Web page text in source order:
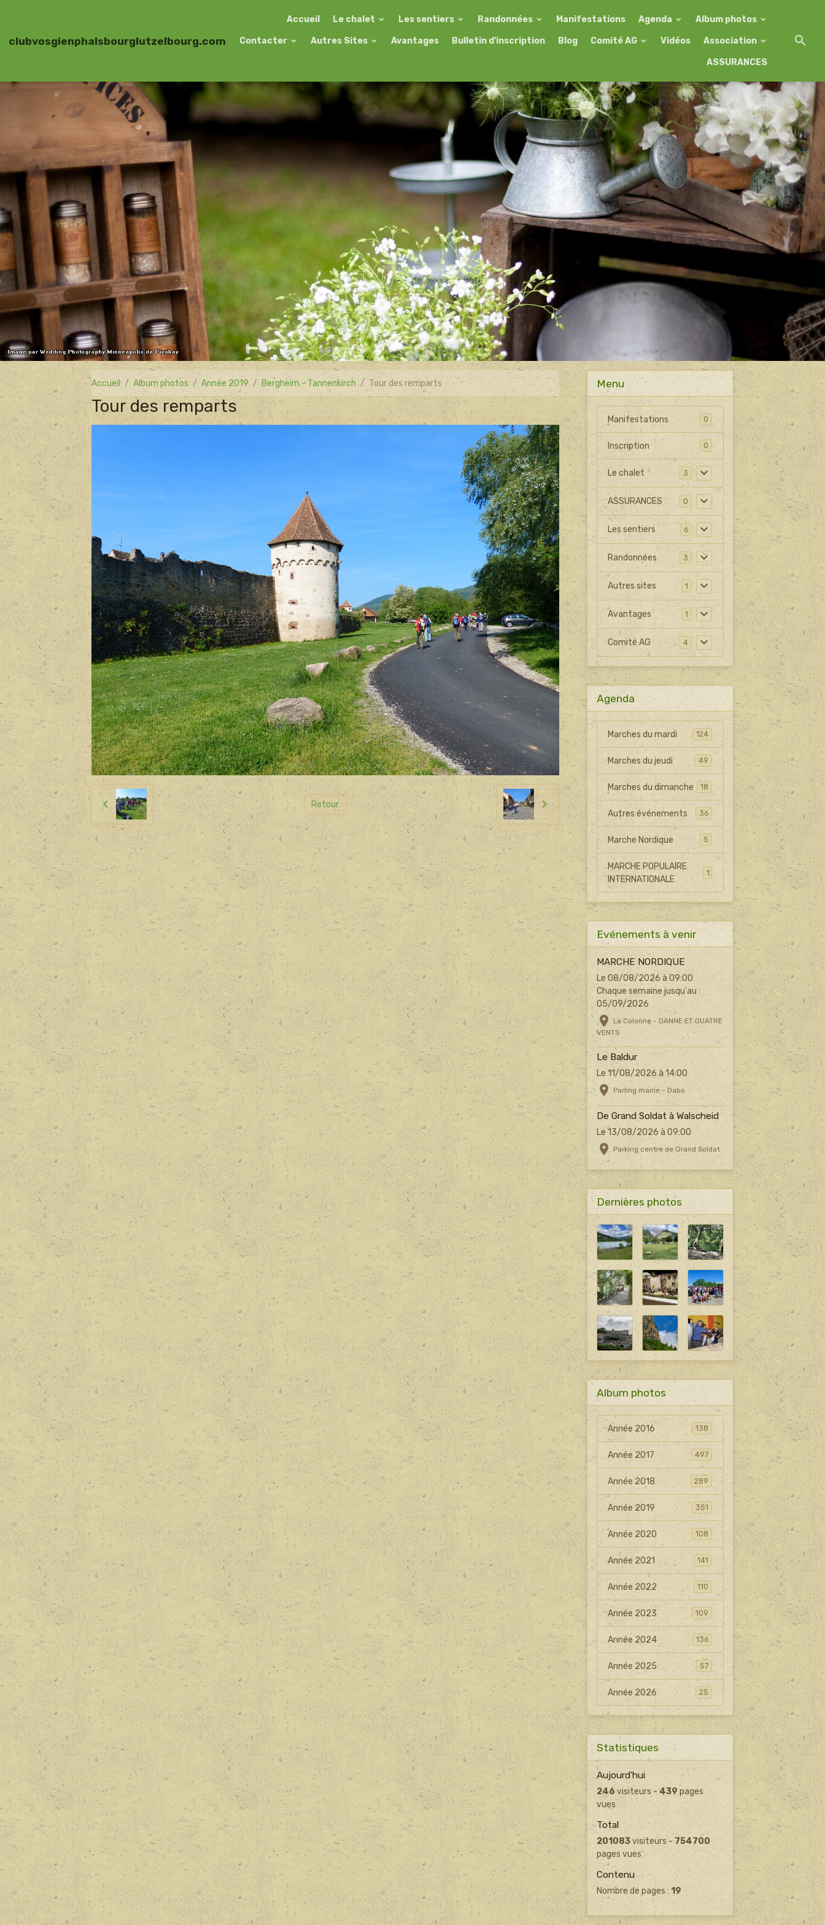
clubvosgienphalsbourglutzelbourg.com
Accueil Le chalet Les sentiers Randonnées Manifestations Agenda Album photos
Contacter Autres Sites Avantages Bulletin d'inscription Blog Comité AG Vidéos Association
ASSURANCES
Accueil Album photos Année 2019 Bergheim - Tannenkirch Tour des remparts
Tour des remparts
Retour
Menu
Manifestations 0
Inscription 0
Le chalet 3
ASSURANCES 0
Les sentiers 6
Randonnées 3
Autres sites 1
Avantages 1
Comité AG 4
Agenda
Marches du mardi 124
Marches du jeudi 49
Marches du dimanche 18
Autres événements 36
Marche Nordique 5
MARCHE POPULAIRE
INTERNATIONALE
Evénements à venir
MARCHE NORDIQUE
Le 08/08/2026 à 09:00
Chaque semaine jusqu'au :
05/09/2026
La Colonne - DANNE ET QUATRE
VENTS
Le Baldur
Le 11/08/2026 à 14:00
Parling mairie - Dabo
De Grand Soldat à Walscheid
Le 13/08/2026 à 09:00
Parking centre de Grand Soldat
Dernières photos
Album photos
Année 2016 138
Année 2017 497
Année 2018 289
Année 2019 351
Année 2020 108
Année 2021 141
Année 2022 110
Année 2023 109
Année 2024 136
Année 2025 57
Année 2026 25
Statistiques
Aujourd'hui
246visiteurs -439 pages
vues
Total
201083visiteurs -754700
pages vues
Contenu
Nombre de pages : 19